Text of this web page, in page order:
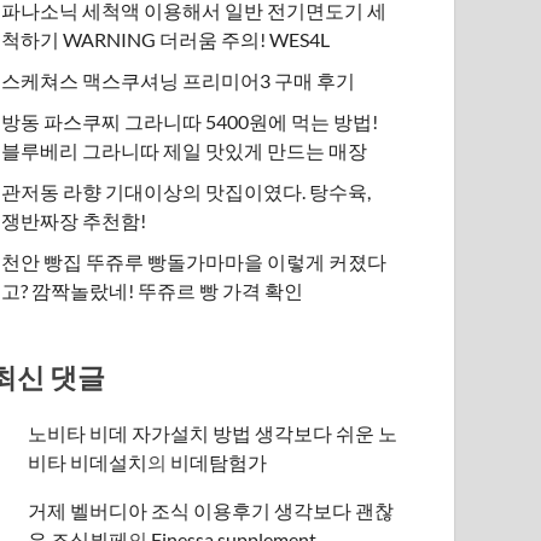
파나소닉 세척액 이용해서 일반 전기면도기 세
척하기 WARNING 더러움 주의! WES4L
스케쳐스 맥스쿠셔닝 프리미어3 구매 후기
방동 파스쿠찌 그라니따 5400원에 먹는 방법!
블루베리 그라니따 제일 맛있게 만드는 매장
관저동 라향 기대이상의 맛집이였다. 탕수육,
쟁반짜장 추천함!
천안 빵집 뚜쥬루 빵돌가마마을 이렇게 커졌다
고? 깜짝놀랐네! 뚜쥬르 빵 가격 확인
신 댓글
노비타 비데 자가설치 방법 생각보다 쉬운 노
비타 비데설치의 비데탐험가
거제 벨버디아 조식 이용후기 생각보다 괜찮